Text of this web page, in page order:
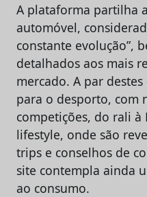
A plataforma partilha
automóvel,
constante evolução”,
detalhados aos mais
mercado. A par
para o desporto, com
competições, do rali à
lifestyle, onde são
trips e conselhos de
site contempla ainda
ao consumo.